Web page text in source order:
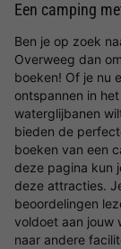
Een camping
Ben je op zoek
Overweeg dan
boeken! Of je nu
ontspannen in
waterglijbanen
bieden de
boeken van een
deze pagina kun
deze attracties.
beoordelingen
voldoet aan jouw
naar andere